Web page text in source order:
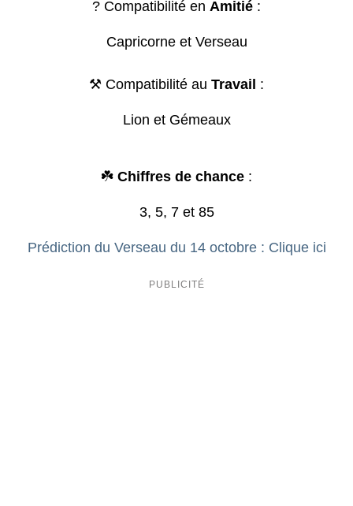
? Compatibilité en Amitié :
Capricorne et Verseau
⚒️ Compatibilité au Travail :
Lion et Gémeaux
☘️ Chiffres de chance :
3, 5, 7 et 85
Prédiction du Verseau du 14 octobre : Clique ici